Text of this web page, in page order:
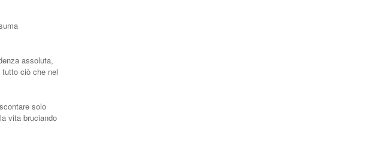
assoluta,
tutto ciò che nel
solo
vita bruciando